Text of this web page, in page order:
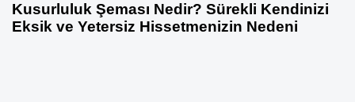
Kusurluluk Şeması Nedir? Sürekli Kendinizi
Eksik ve Yetersiz Hissetmenizin Nedeni